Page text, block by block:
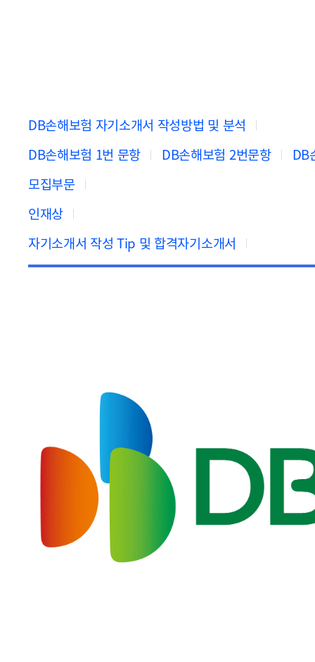
DB손해보험 자기소개서 작성방법 및 분석
DB손해보험 1번 문항
DB손해보험 2번문항
DB
모집부문
인재상
자기소개서 작성 Tip 및 합격자기소개서